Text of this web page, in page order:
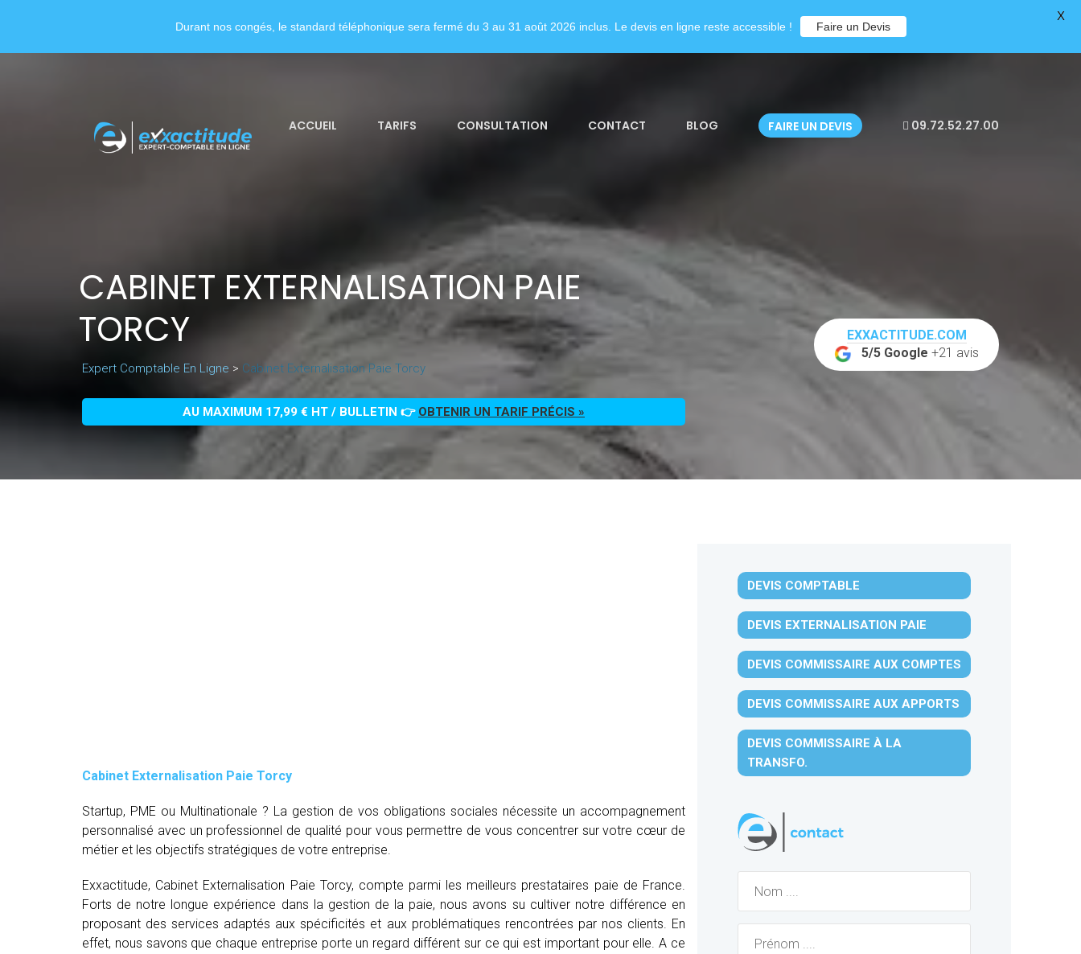
ACCUEIL TARIFS CONSULTATION CONTACT BLOG FAIRE UN DEVIS 09.72.52.27.00
CABINET EXTERNALISATION PAIE
TORCY
Expert Comptable En Ligne > Cabinet Externalisation Paie Torcy
AU MAXIMUM 17,99 € HT / BULLETIN 👉 OBTENIR UN TARIF PRÉCIS »
EXXACTITUDE.COM
5/5 Google +21 avis
Cabinet Externalisation Paie Torcy
Startup, PME ou Multinationale ? La gestion de vos obligations sociales nécessite un accompagnement
personnalisé avec un professionnel de qualité pour vous permettre de vous concentrer sur votre cœur de
métier et les objectifs stratégiques de votre entreprise.
Exxactitude, Cabinet Externalisation Paie Torcy, compte parmi les meilleurs prestataires paie de France.
Forts de notre longue expérience dans la gestion de la paie, nous avons su cultiver notre différence en
proposant des services adaptés aux spécificités et aux problématiques rencontrées par nos clients. En
effet, nous savons que chaque entreprise porte un regard différent sur ce qui est important pour elle. A ce
DEVIS COMPTABLE
DEVIS EXTERNALISATION PAIE
DEVIS COMMISSAIRE AUX COMPTES
DEVIS COMMISSAIRE AUX APPORTS
DEVIS COMMISSAIRE À LA
TRANSFO.
Durant nos congés, le standard téléphonique sera fermé du 3 au 31 août 2026 inclus. Le devis en ligne reste accessible ! Faire un Devis
X